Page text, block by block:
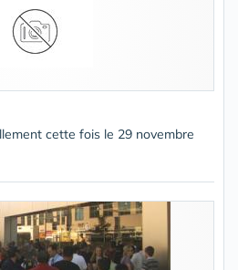
cette fois le 29 novembre